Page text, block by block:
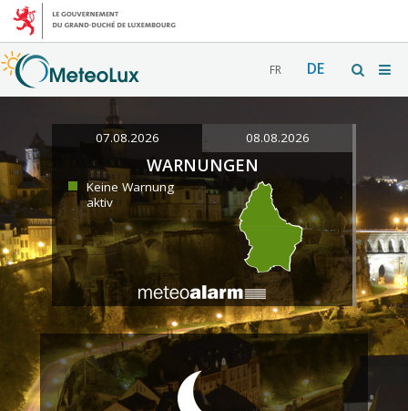
FR DE
07.08.2026 08.08.2026
WARNUNGEN
Keine Warnung
aktiv